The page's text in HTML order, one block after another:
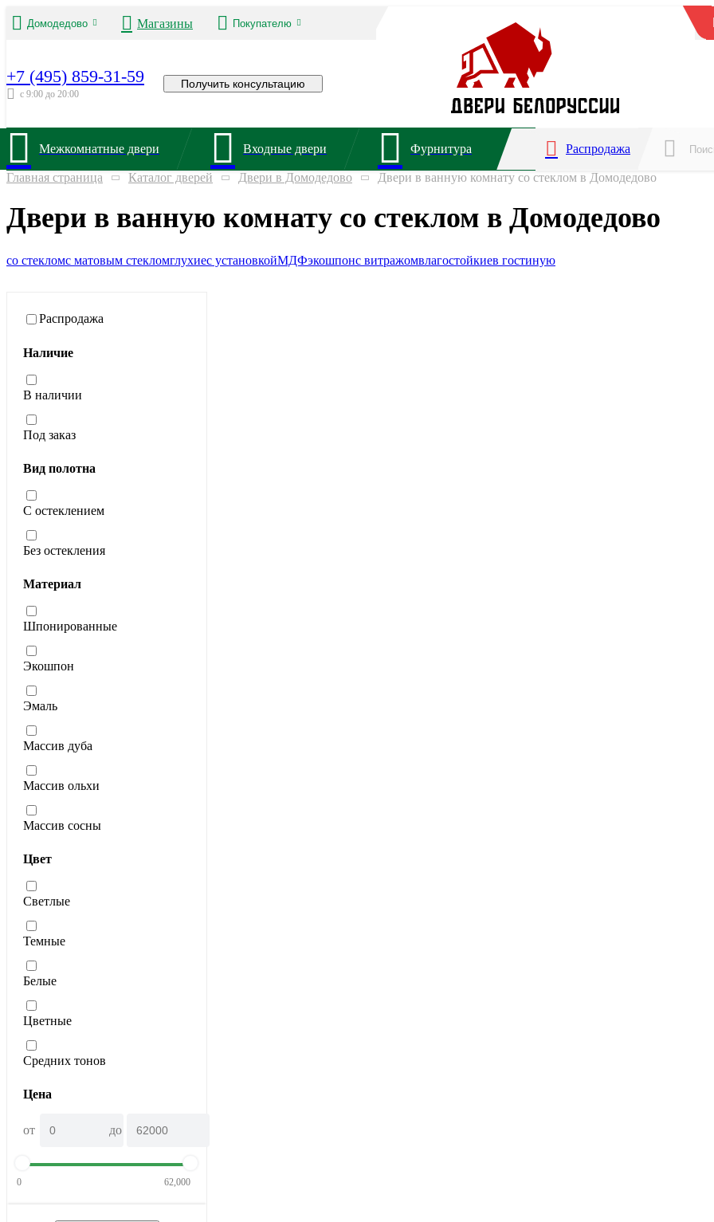
Домодедово Магазины Покупателю
+7 (495) 859-31-59
с 9:00 до 20:00
Получить консультацию
Межкомнатные двери Входные двери Фурнитура Распродажа
Главная страница Каталог дверей Двери в Домодедово Двери в ванную комнату со стеклом в Домодедово
Двери в ванную комнату со стеклом в Домодедово
со стекломс матовым стекломглухиес установкойМДФэкошпонс витражомвлагостойкиев гостиную
Распродажа
Наличие
В наличии
Под заказ
Вид полотна
С остеклением
Без остекления
Материал
Шпонированные
Экошпон
Эмаль
Массив дуба
Массив ольхи
Массив сосны
Цвет
Светлые
Темные
Белые
Цветные
Средних тонов
Цена
от до
0 62,000